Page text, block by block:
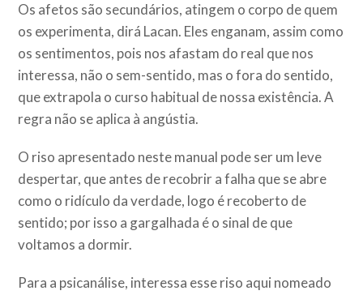
Os afetos são secundários, atingem o corpo de quem
os experimenta, dirá Lacan. Eles enganam, assim como
os sentimentos, pois nos afastam do real que nos
interessa, não o sem-sentido, mas o fora do sentido,
que extrapola o curso habitual de nossa existência. A
regra não se aplica à angústia.
O riso apresentado neste manual pode ser um leve
despertar, que antes de recobrir a falha que se abre
como o ridículo da verdade, logo é recoberto de
sentido; por isso a gargalhada é o sinal de que
voltamos a dormir.
Para a psicanálise, interessa esse riso aqui nomeado